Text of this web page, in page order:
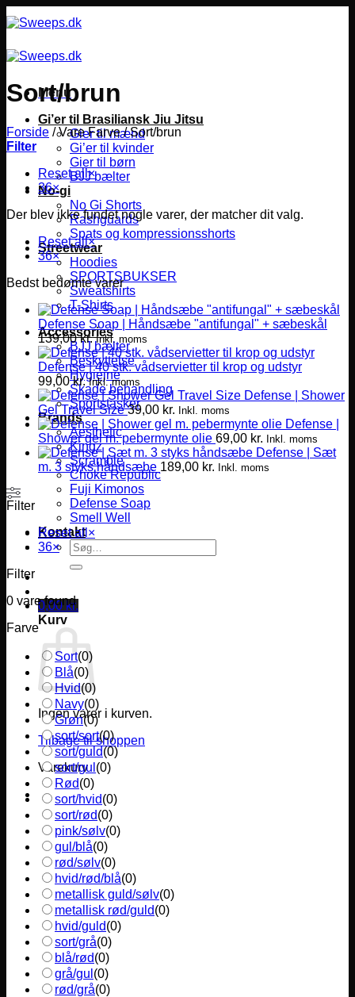
til
Menu
Gi’er til Brasiliansk Jiu Jitsu
Gier til mænd
Gi’er til kvinder
Gier til børn
BJJ bælter
No-gi
No Gi Shorts
Rashguards
Spats og kompressionsshorts
Streetwear
Hoodies
SPORTSBUKSER
Sweatshirts
T-Shirts
Accessories
BJJ bælter
Beskyttelse
Hygiejne
Skade behandling
Sportstasker
Brands
Aesthetic
Kingz
Scramble
Choke Republic
Fuji Kimonos
Defense Soap
Smell Well
Kontakt
Søg
efter:
0,00 kr.
Kurv
Ingen varer i kurven.
Tilbage til shoppen
Varekurv
Sort/brun
Forside /Vare Farve/Sort/brun
Filter
Reset all×
36×
Der blev ikke fundet nogle varer, der matcher dit valg.
Reset all×
36×
Bedst bedømte varer
Defense Soap | Håndsæbe "antifungal" + sæbeskål
139,00kr. Inkl. moms
Defense | 40 stk. vådservietter til krop og udstyr
99,00kr. Inkl. moms
Defense | Shower
Gel Travel Size 39,00 kr. Inkl. moms
Defense |
Shower gel m. pebermynte olie 69,00 kr. Inkl. moms
Defense | Sæt
m. 3 styks håndsæbe 189,00 kr. Inkl. moms
Filter
Reset all ×
36×
Filter
0 vare found
Farve
Sort(0)
Blå(0)
Hvid(0)
Navy(0)
Grøn(0)
sort/sort(0)
sort/guld(0)
sort/gul (0)
Rød(0)
sort/hvid(0)
sort/rød(0)
pink/sølv(0)
gul/blå(0)
rød/sølv(0)
hvid/rød/blå(0)
metallisk guld/sølv(0)
metallisk rød/guld(0)
hvid/guld(0)
sort/grå(0)
blå/rød(0)
grå/gul (0)
rød/grå(0)